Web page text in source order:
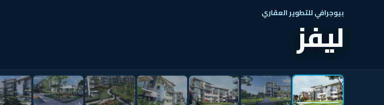
بيوجرافي للتطوير العقاري
ليفز